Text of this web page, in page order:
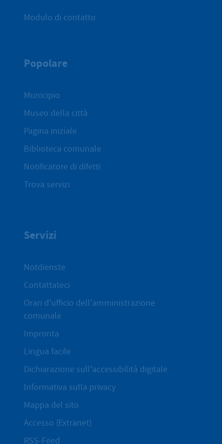
Modulo di contatto
Popolare
Municipio
Museo della città
Pagina iniziale
Biblioteca comunale
Notificatore di difetti
Trova servizi
Servizi
Notdienste
Contattateci
Orari d'ufficio dell'amministrazione
comunale
Impronta
Lingua facile
Dichiarazione sull'accessibilità digitale
Informativa sulla privacy
Mappa del sito
Accesso (Extranet)
RSS-Feed